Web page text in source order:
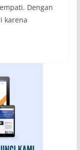
Dengan
karena